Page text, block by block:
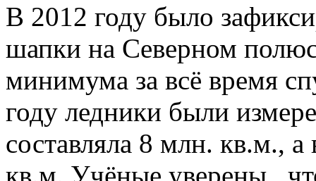
В 2012 году было
шапки на Северном
минимума за всё время
году ледники были
составляла 8 млн. кв.м.,
кв.м. Учёные уверены,